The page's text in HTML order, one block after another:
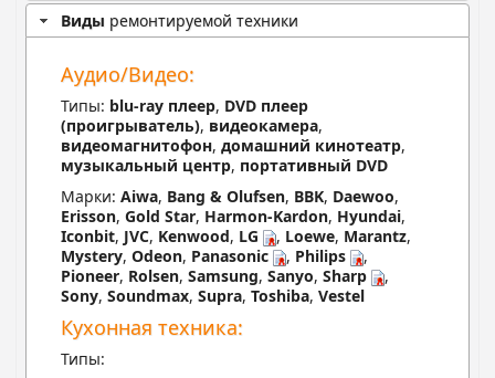
Виды ремонтируемой техники
Аудио/Видео:
Типы: blu-ray плеер, DVD плеер
(проигрыватель), видеокамера,
видеомагнитофон, домашний кинотеатр,
музыкальный центр, портативный DVD
Марки: Aiwa, Bang & Olufsen, BBK, Daewoo,
Erisson, Gold Star, Harmon-Kardon, Hyundai,
Iconbit, JVC, Kenwood, LG , Loewe, Marantz,
Mystery, Odeon, Panasonic , Philips
,
Pioneer, Rolsen, Samsung, Sanyo, Sharp
,
Sony, Soundmax, Supra, Toshiba, Vestel
Кухонная техника:
Типы: